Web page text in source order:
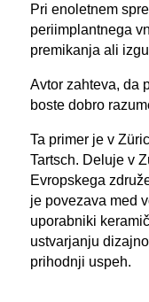
Pri enoletnem
periimplantnega
premikanja ali
Avtor zahteva, da
boste dobro
Ta primer je v
Tartsch. Deluje v
Evropskega
je povezava med
uporabniki
ustvarjanju
prihodnji uspeh.